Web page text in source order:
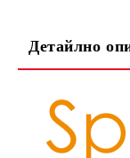
Детайлно